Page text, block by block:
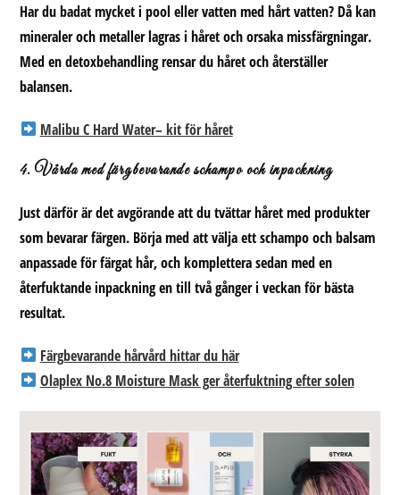
Har du badat mycket i pool eller vatten med hårt vatten? Då kan
mineraler och metaller lagras i håret och orsaka missfärgningar.
Med en detoxbehandling rensar du håret och återställer
balansen.
Malibu C Hard Water– kit för håret
4. Vårda med färgbevarande schampo och inpackning
Just därför är det avgörande att du tvättar håret med produkter
som bevarar färgen. Börja med att välja ett schampo och balsam
anpassade för färgat hår, och komplettera sedan med en
återfuktande inpackning en till två gånger i veckan för bästa
resultat.
Färgbevarande hårvård hittar du här
Olaplex No.8 Moisture Mask ger återfuktning efter solen